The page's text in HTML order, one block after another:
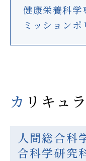
健康栄養科学
ミッションポ
カリキ
人間総合
合科学研究